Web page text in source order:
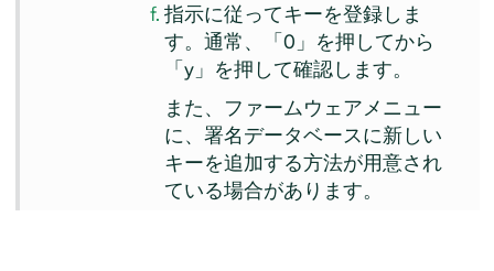
指示に従ってキーを登録しま
す。通常、
「0 」 を押してから
「y 」 を押して確認します。
また、ファームウェアメニュー
に、署名データベースに新しい
キーを追加する方法が用意され
ている場合があります。